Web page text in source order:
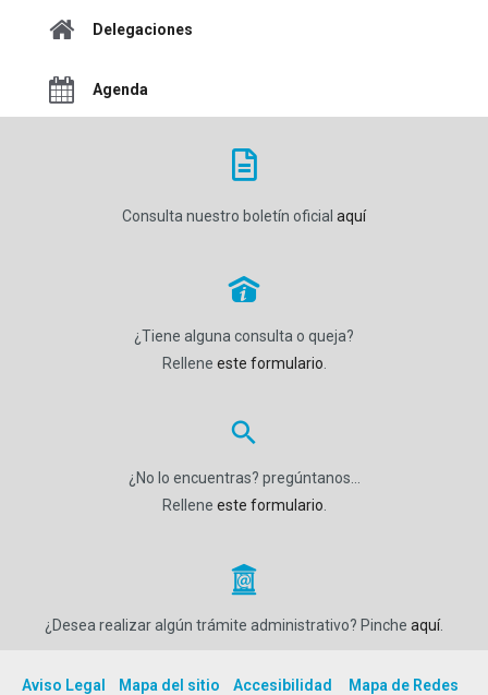
Delegaciones
Agenda
Consulta nuestro boletín oficial aquí
P
¿Tiene alguna consulta o queja?
Rellene este formulario
¿No lo encuentras? pregúntanos…
Rellene este formulario
_
¿Desea realizar algún trámite administrativo? Pinche aquí.
Aviso Legal Mapa del sitio Accesibilidad
Mapa de Redes